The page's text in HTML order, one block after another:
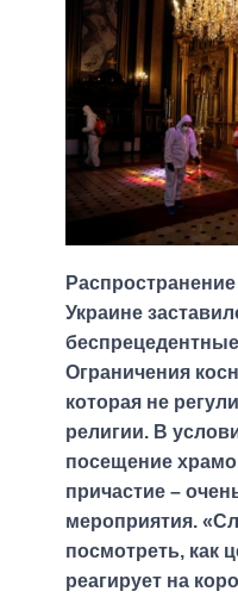
Украине
Ограничения
которая не
религии. В
посещение
причастие –
мероприятия.
посмотреть, как
реагирует на